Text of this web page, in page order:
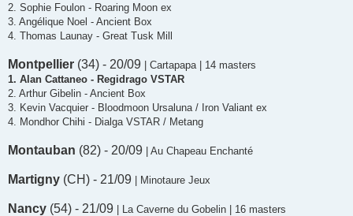
2. Sophie Foulon - Roaring Moon ex
3. Angélique Noel - Ancient Box
4. Thomas Launay - Great Tusk Mill
Montpellier (34) - 20/09 | Cartapapa | 14 masters
1. Alan Cattaneo - Regidrago VSTAR
2. Arthur Gibelin - Ancient Box
3. Kevin Vacquier - Bloodmoon Ursaluna / Iron Valiant ex
4. Mondhor Chihi - Dialga VSTAR / Metang
Montauban (82) - 20/09 | Au Chapeau Enchanté
Martigny (CH) - 21/09 | Minotaure Jeux
Nancy (54) - 21/09 | La Caverne du Gobelin | 16 masters